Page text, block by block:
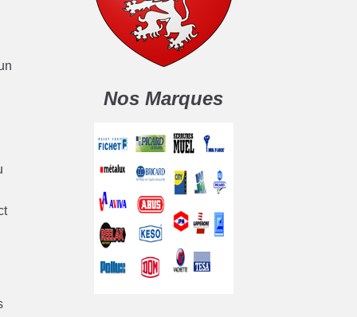
Nos Marques